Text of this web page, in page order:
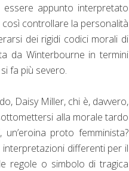
appunto interpretato
così controllare la personalità
dei rigidi codici morali di
da Winterbourne in termini
fa più severo.
Daisy Miller, chi è, davvero,
alla morale tardo
proto femminista?
differenti per il
regole o simbolo di tragica